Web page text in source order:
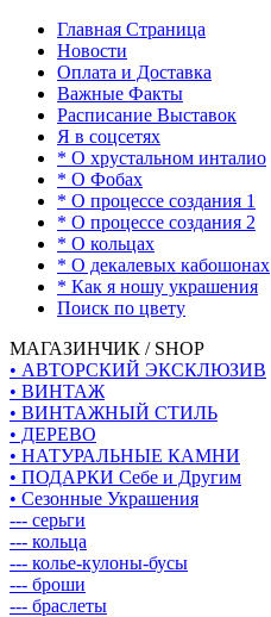
Главная Страница
Новости
Оплата и Доставка
Важные Факты
Расписание Выставок
Я в соцсетях
* О хрустальном инталио
* О Фобах
* О процессе создания 1
* О процессе создания 2
* О кольцах
* О декалевых кабошонах
* Как я ношу украшения
Поиск по цвету
МАГАЗИНЧИК / SHOP
• АВТОРСКИЙ ЭКСКЛЮЗИВ
• ВИНТАЖ
• ВИНТАЖНЫЙ СТИЛЬ
• ДЕРЕВО
• НАТУРАЛЬНЫЕ КАМНИ
• ПОДАРКИ Себе и Другим
• Сезонные Украшения
--- серьги
--- кольца
--- колье-кулоны-бусы
--- броши
--- браслеты